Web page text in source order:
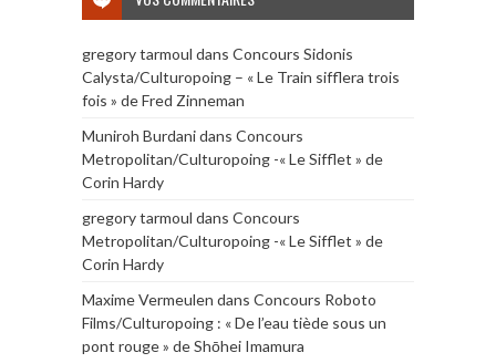
gregory tarmoul dans Concours Sidonis
Calysta/Culturopoing – « Le Train sifflera trois
fois » de Fred Zinneman
Muniroh Burdanidans Concours
Metropolitan/Culturopoing -« Le Sifflet » de
Corin Hardy
gregory tarmoul dans Concours
Metropolitan/Culturopoing -« Le Sifflet » de
Corin Hardy
Maxime Vermeulen dans Concours Roboto
Films/Culturopoing : « De l’eau tiède sous un
pont rouge » de Shōhei Imamura